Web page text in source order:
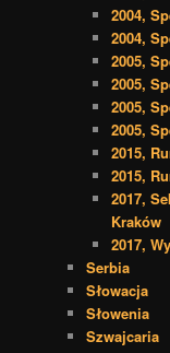
2004,
2004,
2005,
2005,
2005,
2005,
2015,
2015,
2017,
Kraków
2017,
Serbia
Słowacja
Słowenia
Szwajcaria